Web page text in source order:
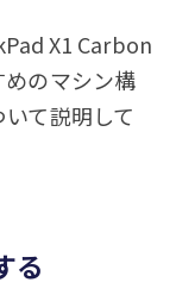
X1 Carbon
のマシン構
て説明して
る